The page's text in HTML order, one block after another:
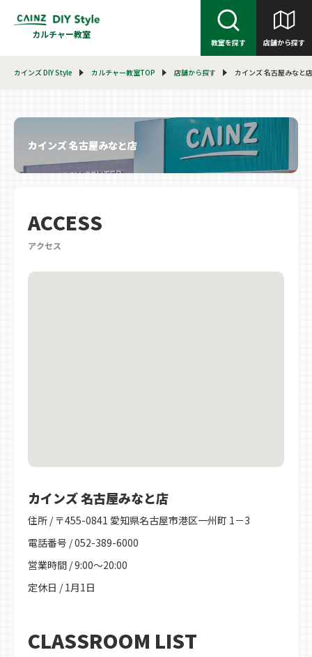
カルチャー教室
教室を探す 店舗から探す
カインズ DIY Style カルチャー教室TOP 店舗から探す カインズ 名古屋みなと店
カインズ 名古屋みなと店
ACCESS
アクセス
カインズ 名古屋みなと店
住所 / 〒455-0841 愛知県名古屋市港区一州町 1－3
電話番号 / 052-389-6000
営業時間 / 9:00～20:00
定休日 / 1月1日
CLASSROOM LIST